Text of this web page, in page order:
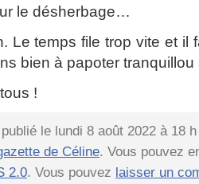
le désherbage…
Le temps file trop vite et il
bien à papoter
!
le lundi 8 août 2022 à 18
de Céline. Vous pouvez
2.0. Vous pouvez laisser un